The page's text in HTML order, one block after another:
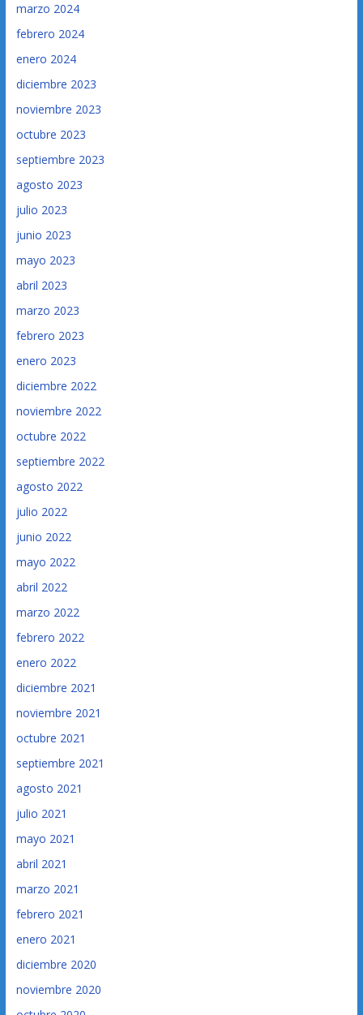
marzo 2024
febrero 2024
enero 2024
diciembre 2023
noviembre 2023
octubre 2023
septiembre 2023
agosto 2023
julio 2023
junio 2023
mayo 2023
abril 2023
marzo 2023
febrero 2023
enero 2023
diciembre 2022
noviembre 2022
octubre 2022
septiembre 2022
agosto 2022
julio 2022
junio 2022
mayo 2022
abril 2022
marzo 2022
febrero 2022
enero 2022
diciembre 2021
noviembre 2021
octubre 2021
septiembre 2021
agosto 2021
julio 2021
mayo 2021
abril 2021
marzo 2021
febrero 2021
enero 2021
diciembre 2020
noviembre 2020